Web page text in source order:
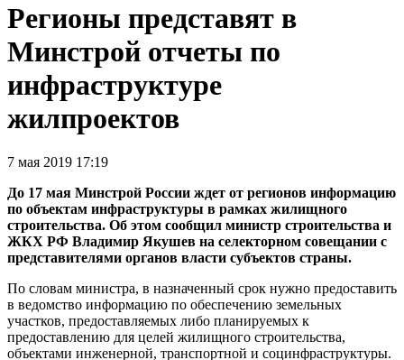
Регионы представят в
Минстрой отчеты по
инфраструктуре
жилпроектов
7 мая 2019 17:19
До 17 мая Минстрой России ждет от регионов информацию
по объектам инфраструктуры в рамках жилищного
строительства. Об этом сообщил министр строительства и
ЖКХ РФ Владимир Якушев на селекторном совещании с
представителями органов власти субъектов страны.
По словам министра, в назначенный срок нужно предоставить
в ведомство информацию по обеспечению земельных
участков, предоставляемых либо планируемых к
предоставлению для целей жилищного строительства,
объектами инженерной, транспортной и социнфраструктуры.